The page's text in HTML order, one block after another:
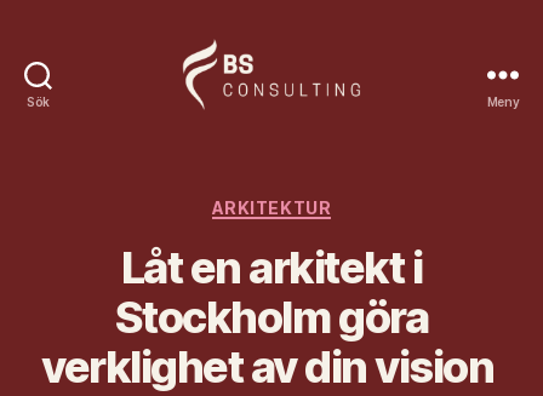
Sök Meny
Kategorier
ARKITEKTUR
Låt en arkitekt i
Stockholm göra
verklighet av din vision